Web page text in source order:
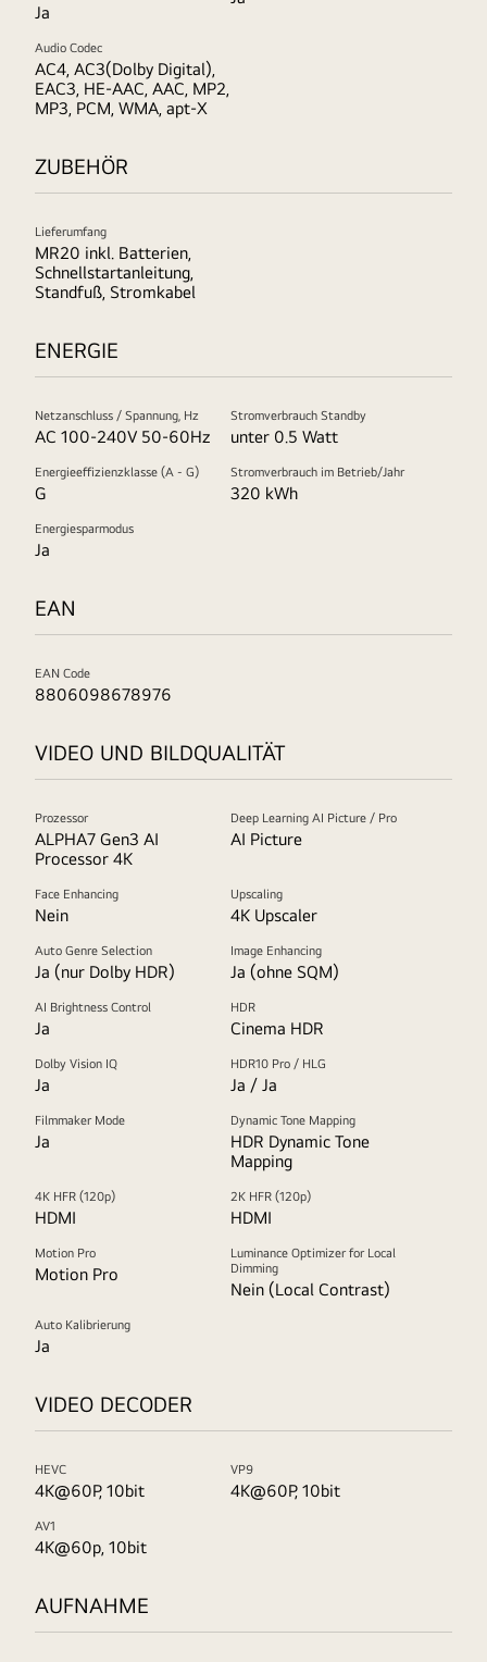
Ja
Audio Codec
AC4, AC3(Dolby Digital),
EAC3, HE-AAC, AAC, MP2,
MP3, PCM, WMA, apt-X
ZUBEHÖR
Lieferumfang
MR20 inkl. Batterien,
Schnellstartanleitung,
Standfuß, Stromkabel
ENERGIE
Netzanschluss / Spannung, Hz
AC 100-240V 50-60Hz
Stromverbrauch Standby
unter 0.5 Watt
Energieeffizienzklasse (A - G)
G
Stromverbrauch im Betrieb/Jahr
320 kWh
Energiesparmodus
Ja
EAN
EAN Code
8806098678976
VIDEO UND BILDQUALITÄT
Prozessor
ALPHA7 Gen3 AI
Processor 4K
Deep Learning AI Picture / Pro
AI Picture
Face Enhancing
Nein
Upscaling
4K Upscaler
Auto Genre Selection
Ja (nur Dolby HDR)
Image Enhancing
Ja (ohne SQM)
AI Brightness Control
Ja
HDR
Cinema HDR
Dolby Vision IQ
Ja
HDR10 Pro / HLG
Ja / Ja
Filmmaker Mode
Ja
Dynamic Tone Mapping
HDR Dynamic Tone
Mapping
4K HFR (120p)
HDMI
2K HFR (120p)
HDMI
Motion Pro
Motion Pro
Luminance Optimizer for Local
Dimming
Nein (Local Contrast)
Auto Kalibrierung
Ja
VIDEO DECODER
HEVC
4K@60P, 10bit
VP9
4K@60P, 10bit
AV1
4K@60p, 10bit
AUFNAHME